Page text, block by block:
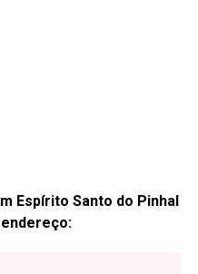
Espírito Santo do Pinhal